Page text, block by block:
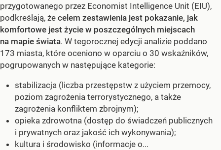
przygotowanego przez Economist Intelligence Unit (EIU),
podkreślają, że celem zestawienia jest pokazanie, jak
komfortowe jest życie w poszczególnych miejscach
na mapie świata. W tegorocznej edycji analizie poddano
173 miasta, które oceniono w oparciu o 30 wskaźników,
pogrupowanych w następujące kategorie:
stabilizacja (liczba przestępstw z użyciem przemocy,
poziom zagrożenia terrorystycznego, a także
zagrożenia konfliktem zbrojnym);
opieka zdrowotna (dostęp do świadczeń publicznych
i prywatnych oraz jakość ich wykonywania);
kultura i środowisko (informacje o...